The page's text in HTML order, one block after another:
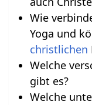
Wie
Yoga und
christlichen
Welche
gibt es?
Welche